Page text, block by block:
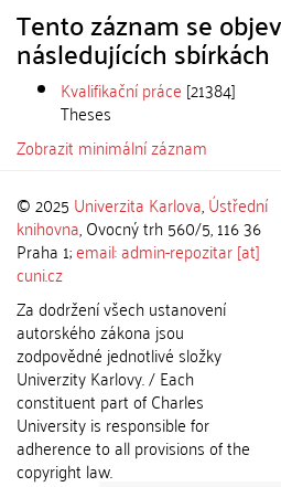
Tento záznam se
následujících sbírkách
Kvalifikační práce [21384]
Theses
Zobrazit minimální záznam
© 2025 Univerzita Karlova,Ústřední
knihovna, Ovocný trh 560/5, 116 36
Praha 1;email: admin-repozitar [at]
cuni.cz
Za dodržení všech ustanovení
autorského zákona jsou
zodpovědné jednotlivé složky
Univerzity Karlovy. / Each
constituent part of Charles
University is responsible for
adherence to all provisions of the
copyright law.